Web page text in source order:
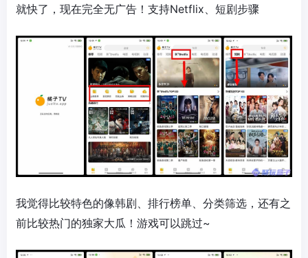
就快了，现在完全无广告！支持Netflix、短剧步骤
我觉得比较特色的像韩剧、排行榜单、分类筛选，还有之
前比较热门的独家大瓜！游戏可以跳过~